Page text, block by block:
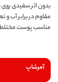
بدون اثر سفیدی
مقاوم در برابر آب و
مناسب پوست
آمرشاپ